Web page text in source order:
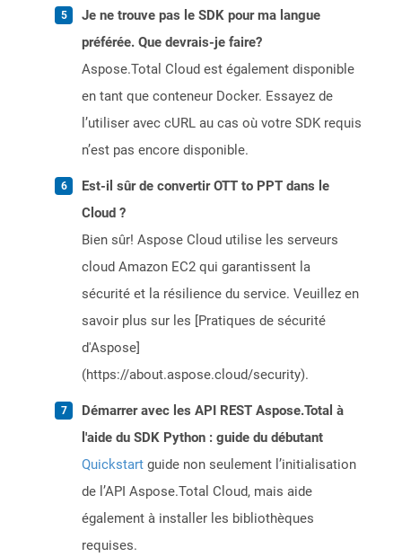
Je ne trouve pas le SDK pour ma langue
préférée. Que devrais-je faire?
Aspose.Total Cloud est également disponible
en tant que conteneur Docker. Essayez de
l’utiliser avec cURL au cas où votre SDK requis
n’est pas encore disponible.
Est-il sûr de convertir OTT to PPT dans le
Cloud ?
Bien sûr! Aspose Cloud utilise les serveurs
cloud Amazon EC2 qui garantissent la
sécurité et la résilience du service. Veuillez en
savoir plus sur les [Pratiques de sécurité
d'Aspose]
(https://about.aspose.cloud/security).
Démarrer avec les API REST Aspose.Total à
l'aide du SDK Python : guide du débutant
Quickstart guide non seulement l’initialisation
de l’API Aspose.Total Cloud, mais aide
également à installer les bibliothèques
requises.